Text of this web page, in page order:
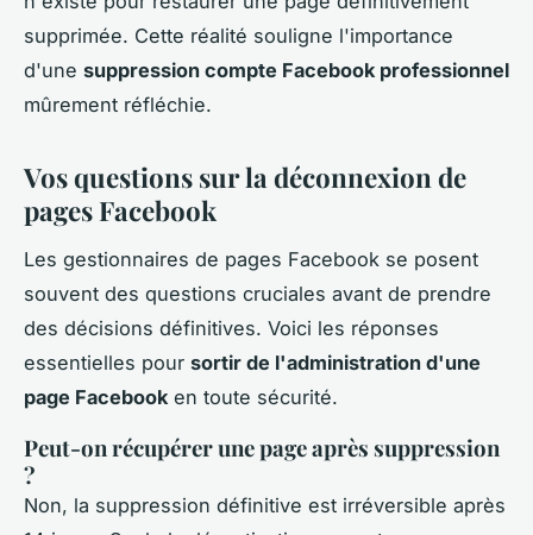
supprimée. Cette réalité souligne l'importance
d'une suppression compte Facebook professionnel
mûrement réfléchie.
Vos questions sur la déconnexion de
pages Facebook
Les gestionnaires de pages Facebook se posent
souvent des questions cruciales avant de prendre
des décisions définitives. Voici les réponses
essentielles pour sortir de l'administration d'une
page Facebook en toute sécurité.
Peut-on récupérer une page après suppression
?
Non, la suppression définitive est irréversible après